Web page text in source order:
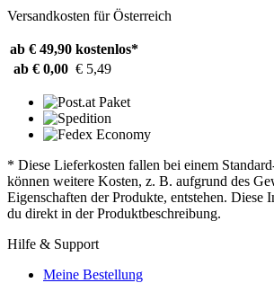
Versandkosten für Österreich
ab € 49,90 kostenlos*
ab € 0,00 € 5,49
* Diese Lieferkosten fallen bei einem
können weitere Kosten, z. B. aufgrund des
Eigenschaften der Produkte, entstehen. Diese
du direkt in der Produktbeschreibung.
Hilfe & Support
Meine Bestellung